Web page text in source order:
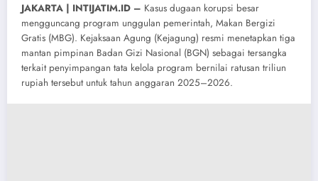
​JAKARTA | INTIJATIM.ID – Kasus dugaan korupsi besar
mengguncang program unggulan pemerintah, Makan Bergizi
Gratis (MBG). Kejaksaan Agung (Kejagung) resmi menetapkan tiga
mantan pimpinan Badan Gizi Nasional (BGN) sebagai tersangka
terkait penyimpangan tata kelola program bernilai ratusan triliun
rupiah tersebut untuk tahun anggaran 2025–2026.